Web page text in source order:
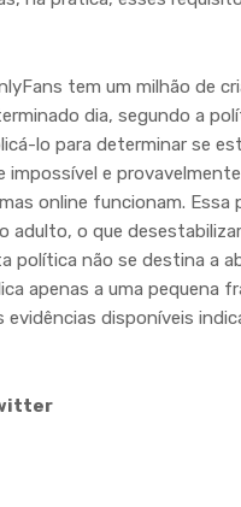
tem um milhão de
dia, segundo a
lo para determinar se
impossível e
online funcionam.
o que
política não se destina a
apenas a uma pequena
disponíveis